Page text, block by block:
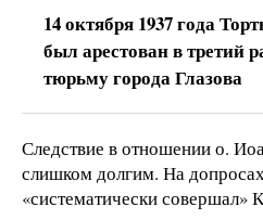
14 октября 1937 года
был арестован в третий
тюрьму города Глазова
Следствие в отношении о.
слишком долгим. На
«систематически совершал»